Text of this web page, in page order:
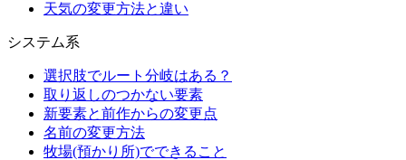
天気の変更方法と違い
システム系
選択肢でルート分岐はある？
取り返しのつかない要素
新要素と前作からの変更点
名前の変更方法
牧場(預かり所)でできること